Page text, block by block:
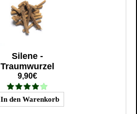
Silene -
Traumwurzel
9,90€